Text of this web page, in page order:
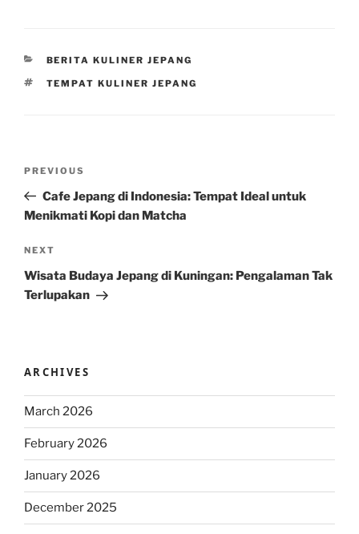
CATEGORIES
BERITA KULINER JEPANG
TAGS
TEMPAT KULINER JEPANG
Previous
Post
PREVIOUS
Cafe Jepang di Indonesia: Tempat Ideal untuk
Menikmati Kopi dan Matcha
Next
Post
NEXT
Wisata Budaya Jepang di Kuningan: Pengalaman Tak
Terlupakan
ARCHIVES
March 2026
February 2026
January 2026
December 2025